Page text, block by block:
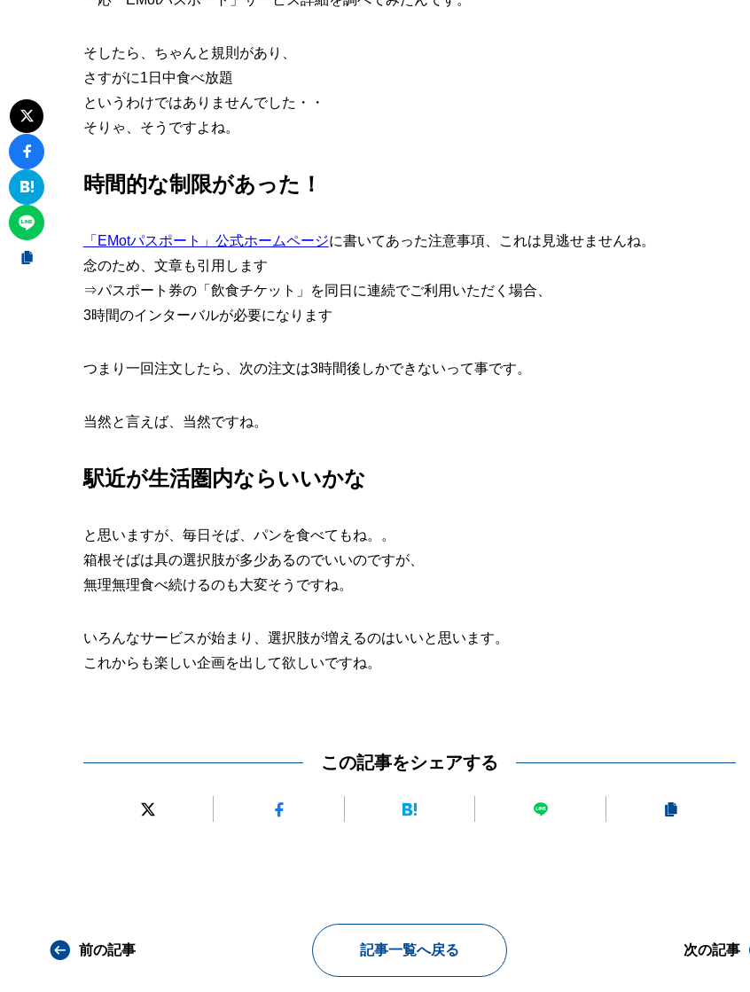
そしたら、ちゃんと規則があり、
さすがに1日中食べ放題
というわけではありませんでした・・
そりゃ、そうですよね。
時間的な制限があった！
「EMotパスポート」公式ホームページに書いてあった注意事項、これは見逃せませんね。
念のため、文章も引用します
⇒パスポート券の「飲食チケット」を同日に連続でご利用いただく場合、
3時間のインターバルが必要になります
つまり一回注文したら、 次の注文は3時間後 しかできないって事です。
当然と言えば、当然ですね。
駅近が生活圏内ならいいかな
と思いますが、毎日そば、パンを食べてもね。。
箱根そばは具の選択肢が多少あるのでいいのですが、
無理無理食べ続けるのも大変そうですね。
いろんなサービスが始まり、選択肢が増えるのはいいと思います。
これからも楽しい企画を出して欲しいですね。
この記事をシェアする
前の記事 記事一覧へ戻る 次の記事